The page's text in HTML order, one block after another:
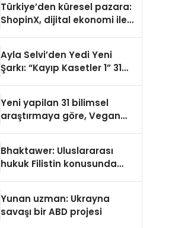
Türkiye’den küresel pazara:
ShopinX, dijital ekonomi ile
Ayla Selvi’den Yedi Yeni
Şarkı: “Kayıp Kasetler 1” 31
Yeni yapilan 31 bilimsel
araştırmaya göre, Vegan
Sindirildiğini Ortaya Koydu
Bhaktawer: Uluslararası
hukuk Filistin konusunda
Yunan uzman: Ukrayna
savaşı bir ABD projesi